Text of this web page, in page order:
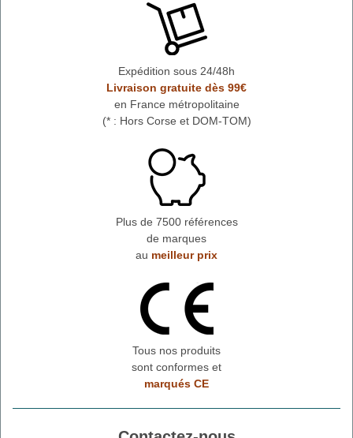
Expédition sous 24/48h
Livraison gratuite dès 99€
en France métropolitaine
(* : Hors Corse et DOM-TOM)
Plus de 7500 références
de marques
au meilleur prix
Tous nos produits
sont conformes et
marqués CE